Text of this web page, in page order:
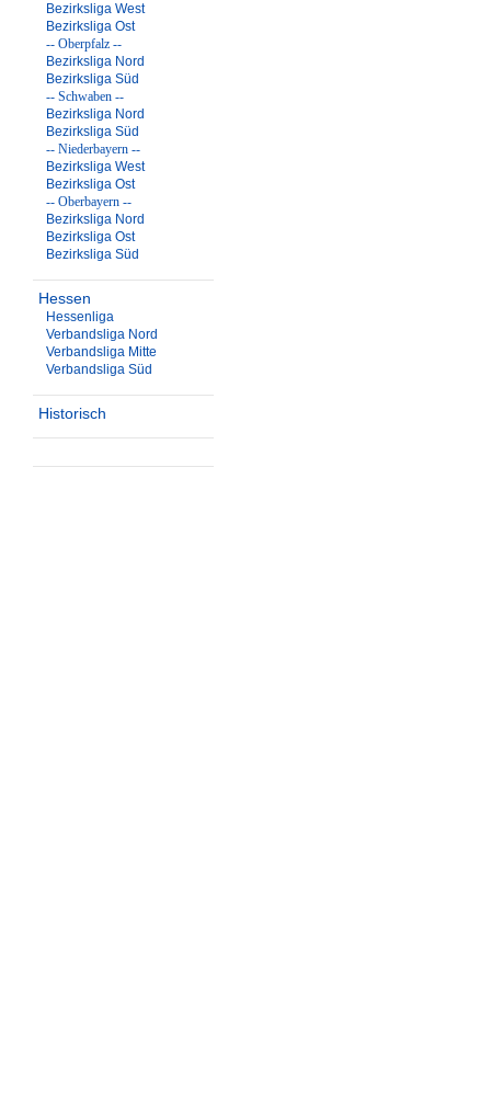
Bezirksliga West
Bezirksliga Ost
-- Oberpfalz --
Bezirksliga Nord
Bezirksliga Süd
-- Schwaben --
Bezirksliga Nord
Bezirksliga Süd
-- Niederbayern --
Bezirksliga West
Bezirksliga Ost
-- Oberbayern --
Bezirksliga Nord
Bezirksliga Ost
Bezirksliga Süd
Hessen
Hessenliga
Verbandsliga Nord
Verbandsliga Mitte
Verbandsliga Süd
Historisch